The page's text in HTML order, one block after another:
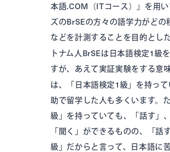
本語.COM（ITコース）」を用
ズのBrSEの方々の語学力がど
などを計測することを目的とし
トナム人BrSEは日本語検定1級
すが、あえて実証実験をする意
は、「日本語検定1級」を持っ
助で留学した人も多くいます。
級」を持っていても、「話す」
「聞く」ができるものの、「
級」だからと言って、日本語に